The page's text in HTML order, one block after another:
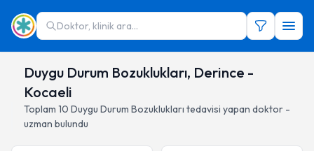
Doktor, klinik ara...
Duygu Durum Bozuklukları, Derince -
Kocaeli
Toplam 10 Duygu Durum Bozuklukları tedavisi yapan doktor -
uzman bulundu